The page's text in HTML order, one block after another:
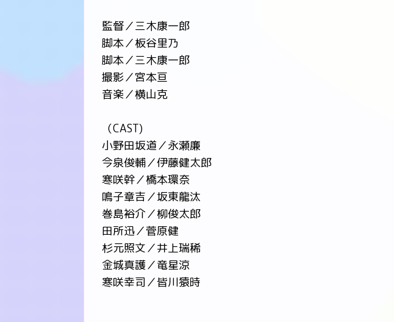
監督／三木康一郎
脚本／板谷里乃
脚本／三木康一郎
撮影／宮本亘
音楽／横山克
（CAST)
小野田坂道／永瀬廉
今泉俊輔／伊藤健太郎
寒咲幹／橋本環奈
鳴子章吉／坂東龍汰
巻島裕介／柳俊太郎
田所迅／菅原健
杉元照文／井上瑞稀
金城真護／竜星涼
寒咲幸司／皆川猿時